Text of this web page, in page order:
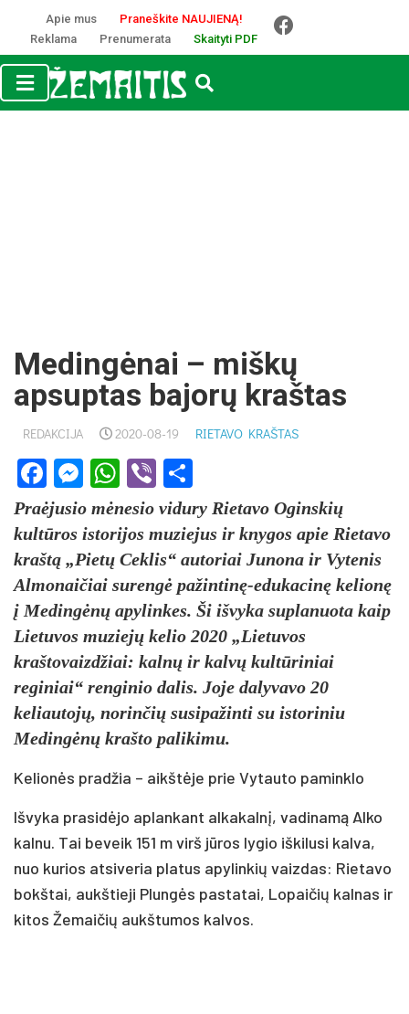
Apie mus
Praneškite NAUJIENĄ!
Reklama
Prenumerata Skaityti PDF
Medingėnai – miškų
apsuptas bajorų kraštas
REDAKCIJA 2020-08-19 RIETAVO KRAŠTAS
Facebook
Messenger
WhatsApp
Viber
Praėjusio mėnesio vidury Rietavo Oginskių
kultūros istorijos muziejus ir knygos apie Rietavo
kraštą „Pietų Ceklis“ autoriai Junona ir Vytenis
Almonaičiai surengė pažintinę-edukacinę kelionę
į Medingėnų apylinkes. Ši išvyka suplanuota kaip
Lietuvos muziejų kelio 2020 „Lietuvos
kraštovaizdžiai: kalnų ir kalvų kultūriniai
reginiai“ renginio dalis. Joje dalyvavo 20
keliautojų, norinčių susipažinti su istoriniu
Medingėnų krašto palikimu.
Kelionės pradžia – aikštėje prie Vytauto paminklo
Išvyka prasidėjo aplankant alkakalnį, vadinamą Alko
kalnu. Tai beveik 151 m virš jūros lygio iškilusi kalva,
nuo kurios atsiveria platus apylinkių vaizdas: Rietavo
bokštai, aukštieji Plungės pastatai, Lopaičių kalnas ir
kitos Žemaičių aukštumos kalvos.